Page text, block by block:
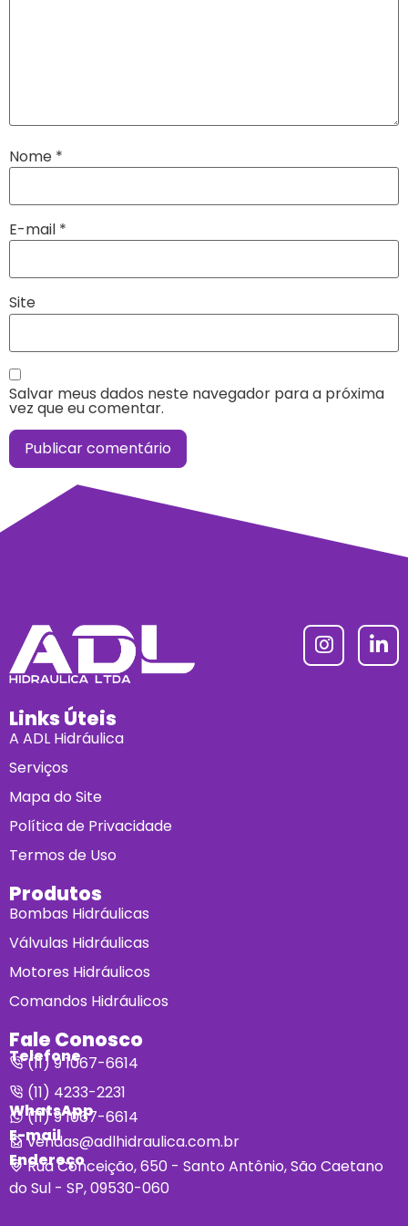
Nome *
E-mail *
Site
Salvar meus dados neste navegador para a próxima
vez que eu comentar.
Links Úteis
A ADL Hidráulica
Serviços
Mapa do Site
Política de Privacidade
Termos de Uso
Produtos
Bombas Hidráulicas
Válvulas Hidráulicas
Motores Hidráulicos
Comandos Hidráulicos
Fale Conosco
Telefone
(11) 9 1067-6614
(11) 4233-2231
WhatsApp
(11) 9 1067-6614
E-mail
vendas@adlhidraulica.com.br
Endereço
Rua Conceição, 650 - Santo Antônio, São Caetano
do Sul - SP, 09530-060